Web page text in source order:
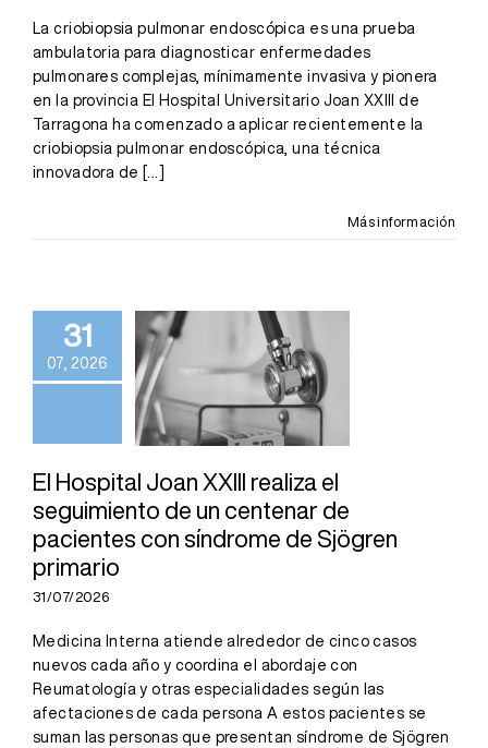
La criobiopsia pulmonar endoscópica es una prueba
ambulatoria para diagnosticar enfermedades
pulmonares complejas, mínimamente invasiva y pionera
en la provincia El Hospital Universitario Joan XXIII de
Tarragona ha comenzado a aplicar recientemente la
criobiopsia pulmonar endoscópica, una técnica
innovadora de [...]
Más información
31
07, 2026
El Hospital
realiza el
seguimiento
de un centenar
de pacientes
con síndrome
de Sjögren
primario
El Hospital Joan XXIII realiza el
seguimiento de un centenar de
pacientes con síndrome de Sjögren
primario
31/07/2026
Medicina Interna atiende alrededor de cinco casos
nuevos cada año y coordina el abordaje con
Reumatología y otras especialidades según las
afectaciones de cada persona A estos pacientes se
suman las personas que presentan síndrome de Sjögren